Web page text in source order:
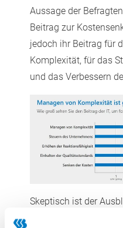
Aussage der
Beitrag zur
jedoch ihr Beitrag für
Komplexität, für das
und das Verbessern
Skeptisch ist der
Industrie 4.0.